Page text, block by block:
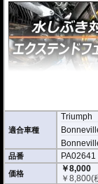
分)等においてはこの
ているパッケージにつ
いない場合の脱落によ
どのような効果がある
ボンネビル T120の純
体、ライダーを強力に
適合車種
Triumph
品番 PA02641
価格
￥8,000
￥8,800(